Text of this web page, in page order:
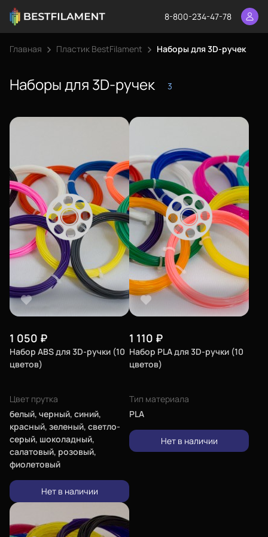
8-800-234-47-78
Главная Пластик BestFilament Наборы для 3D-ручек
Наборы для 3D-ручек 3
1 050 ₽
Набор ABS для 3D-ручки (10
цветов)
Цвет прутка
белый, черный, синий,
красный, зеленый, светло-
серый, шоколадный,
салатовый, розовый,
фиолетовый
Нет в наличии
1 110 ₽
Набор PLA для 3D-ручки (10
цветов)
Тип материала
PLA
Нет в наличии
Еще
Войти
О нас
Филиалы
Сертификаты
Оплата и доставка